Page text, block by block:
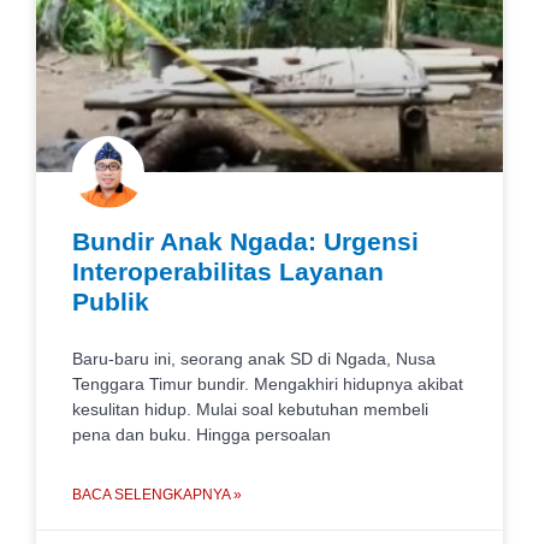
Bundir Anak Ngada: Urgensi
Interoperabilitas Layanan
Publik
Baru-baru ini, seorang anak SD di Ngada, Nusa
Tenggara Timur bundir. Mengakhiri hidupnya akibat
kesulitan hidup. Mulai soal kebutuhan membeli
pena dan buku. Hingga persoalan
BACA SELENGKAPNYA »